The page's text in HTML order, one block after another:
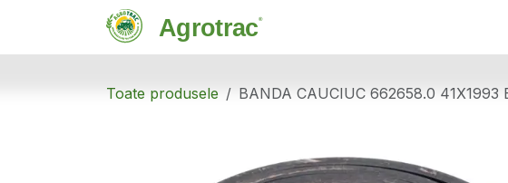
Toate produsele BANDA CAUCIUC 662658.0 41X1993